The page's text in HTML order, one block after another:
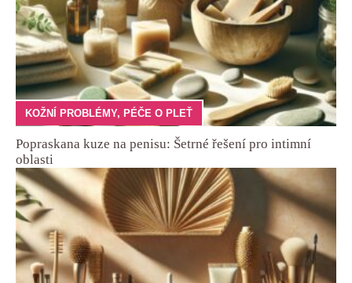
KOŽNÍ PROBLÉMY, PÉČE O PLEŤ
Popraskana kuze na penisu: Šetrné řešení pro intimní
oblasti